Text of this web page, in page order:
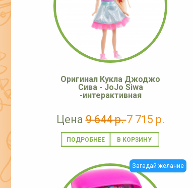
Оригинал Кукла Джоджо
Сива - JoJo Siwa
-интерактивная
Цена9 644 р.7 715 р.
ПОДРОБНЕЕ
Загадай желание